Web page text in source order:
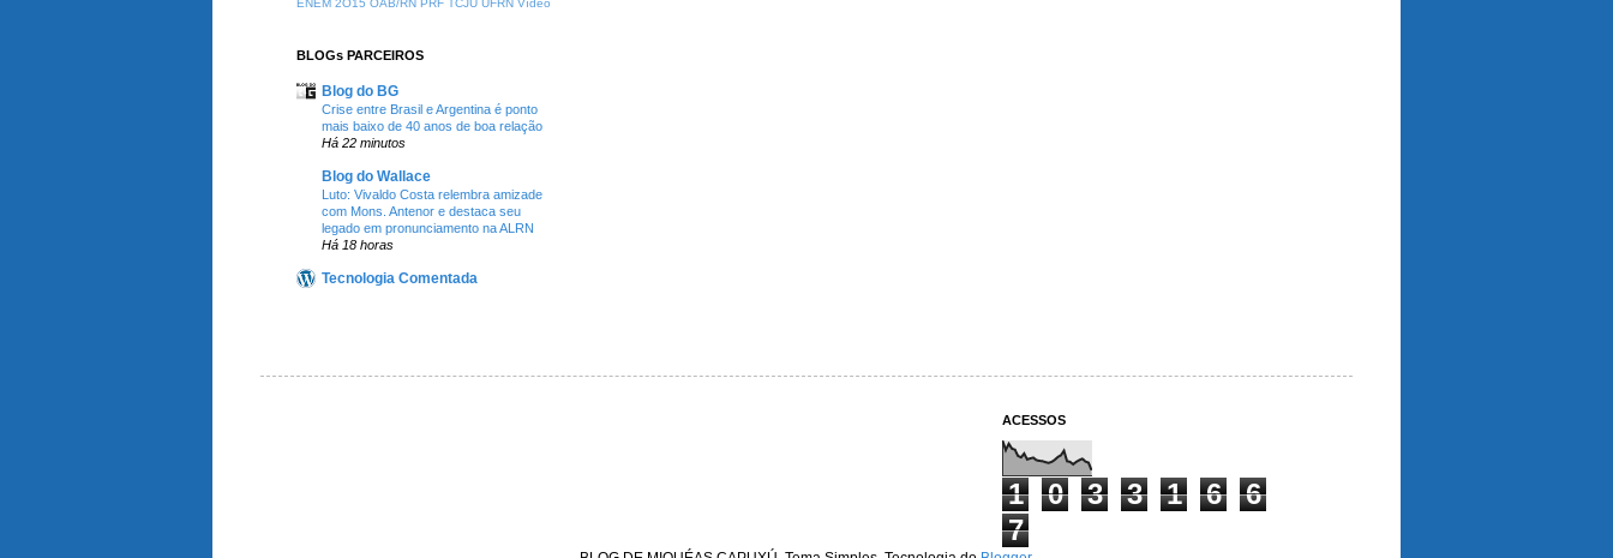
ENEM 2O15 OAB/RN PRF TCJU UFRN Vídeo
BLOGs PARCEIROS
Blog do BG
Crise entre Brasil e Argentina é ponto
mais baixo de 40 anos de boa relação
Há 22 minutos
Blog do Wallace
Luto: Vivaldo Costa relembra amizade
com Mons. Antenor e destaca seu
legado em pronunciamento na ALRN
Há 18 horas
Tecnologia Comentada
ACESSOS
1 0 3 3 1 6
6
7